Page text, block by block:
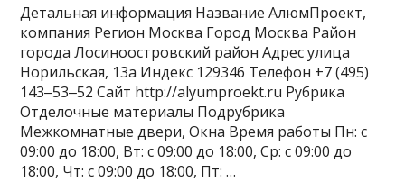
Детальная информация Название АлюмПроект,
компания Регион Москва Город Москва Район
города Лосиноостровский район Адрес улица
Норильская, 13а Индекс 129346 Телефон +7 (495)
143‒53‒52 Сайт http://alyumproekt.ru Рубрика
Отделочные материалы Подрубрика
Межкомнатные двери, Окна Время работы Пн: с
09:00 до 18:00, Вт: с 09:00 до 18:00, Ср: с 09:00 до
18:00, Чт: с 09:00 до 18:00, Пт: …